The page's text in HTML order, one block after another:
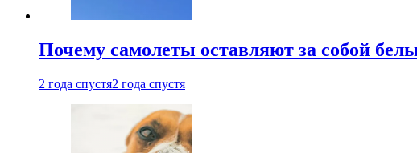
Почему самолеты оставляют за собой
2 года спустя2 года спустя